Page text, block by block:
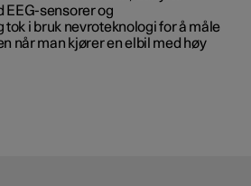
EEG-sensorer og
tok i bruk nevroteknologi for å måle
når man kjører en elbil med høy